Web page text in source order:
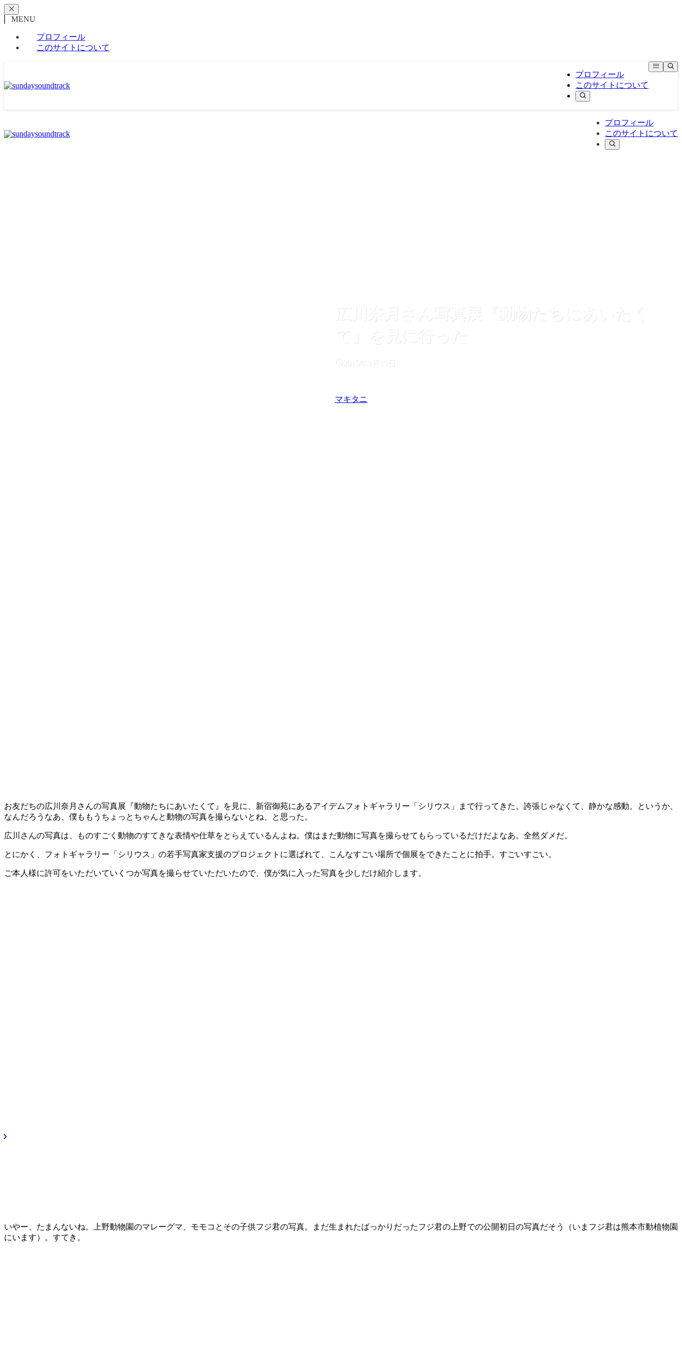
MENU
プロフィール
このサイトについて
プロフィール
このサイトについて
プロフィール
このサイトについて
広川奈月さん写真展『動物たちにあいたく
て』を見に行った
2015年3月15日
マキタニ
お友だちの広川奈月さんの写真展『動物たちにあいたくて』を見に、新宿御苑にあるアイデムフォトギャラリー「シリウス」まで行ってきた。誇張じゃなくて、静かな感動。というか、
なんだろうなあ、僕ももうちょっとちゃんと動物の写真を撮らないとね、と思った。
広川さんの写真は、ものすごく動物のすてきな表情や仕草をとらえているんよね。僕はまだ動物に写真を撮らせてもらっているだけだよなあ。全然ダメだ。
とにかく、フォトギャラリー「シリウス」の若手写真家支援のプロジェクトに選ばれて、こんなすごい場所で個展をできたことに拍手。すごいすごい。
ご本人様に許可をいただいていくつか写真を撮らせていただいたので、僕が気に入った写真を少しだけ紹介します。
いやー、たまんないね。上野動物園のマレーグマ、モモコとその子供フジ君の写真。まだ生まれたばっかりだったフジ君の上野での公開初日の写真だそう（いまフジ君は熊本市動植物園
にいます）。すてき。